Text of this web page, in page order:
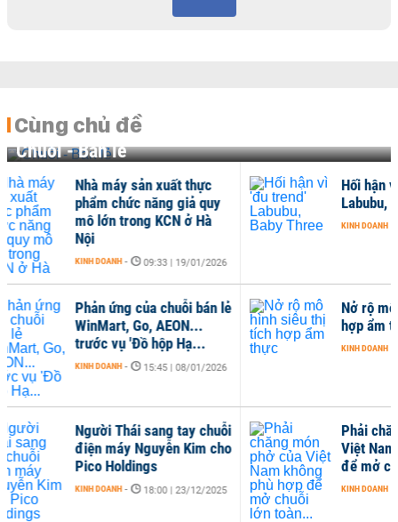
Cùng chủ đề
Chuỗi - Bán lẻ
lẻ
Hối hận vì 'đu trend'
Labubu, Baby Three
KINH DOANH - 07:48 | 07/01/2026
Nở rộ mô hình siêu thị tích
hợp ẩm thực
KINH DOANH - 14:29 | 29/12/2025
Phải chăng món phở của
Việt Nam không phù hợp
để mở chuỗi lớn toàn...
KINH DOANH - 14:10 | 15/12/2025